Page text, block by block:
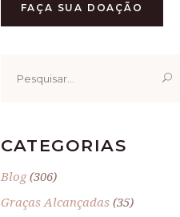
FAÇA SUA DOAÇÃO
por:
CATEGORIAS
Blog(306)
Graças Alcançadas(35)